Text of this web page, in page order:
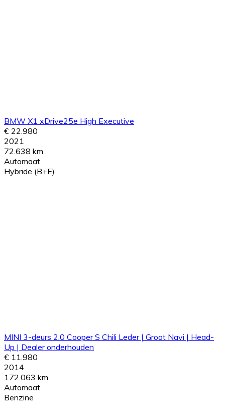
BMW X1 xDrive25e High Executive
€ 22.980
2021
72.638 km
Automaat
Hybride (B+E)
MINI 3-deurs 2.0 Cooper S Chili Leder | Groot Navi | Head-
Up | Dealer onderhouden
€ 11.980
2014
172.063 km
Automaat
Benzine